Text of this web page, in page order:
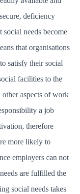
deficiency
social needs become
that organisations
satisfy their social
facilities to the
aspects of work
a job
therefore
more likely to
employers can not
are fulfilled the
social needs takes